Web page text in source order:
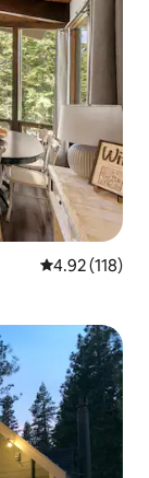
औसत रेटिंग 5 में से
4.92 (118)